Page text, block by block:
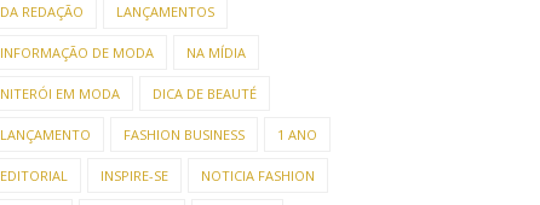
DA REDAÇÃO LANÇAMENTOS
INFORMAÇÃO DE MODA NA MÍDIA
NITERÓI EM MODA DICA DE BEAUTÉ
LANÇAMENTO FASHION BUSINESS 1 ANO
EDITORIAL INSPIRE-SE NOTICIA FASHION